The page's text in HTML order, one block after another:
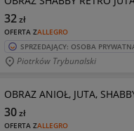
OFERTA ZALLEGRO
32zł
SPRZEDAJĄCY: OSOBA
Piotrków Trybunalski
OBRAZ ANIOŁ, JUTA,
OFERTA ZALLEGRO
30zł